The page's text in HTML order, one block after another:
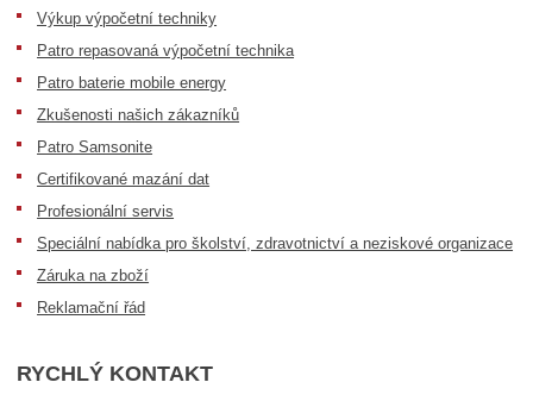
Výkup výpočetní techniky
Patro repasovaná výpočetní technika
Patro baterie mobile energy
Zkušenosti našich zákazníků
Patro Samsonite
Certifikované mazání dat
Profesionální servis
Speciální nabídka pro školství, zdravotnictví a neziskové organizace
Záruka na zboží
Reklamační řád
RYCHLÝ KONTAKT